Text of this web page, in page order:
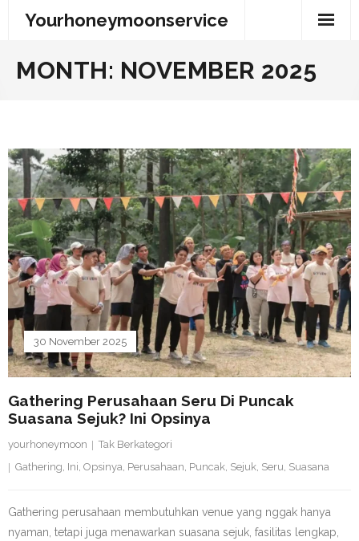
Yourhoneymoonservice
MONTH: NOVEMBER 2025
Gathering Perusahaan Seru Di Puncak
Suasana Sejuk? Ini Opsinya
30 November 2025
yourhoneymoon
Tak Berkategori
Gathering, Ini, Opsinya, Perusahaan, Puncak, Sejuk, Seru, Suasana
Gathering perusahaan membutuhkan venue yang nggak hanya
nyaman, tetapi juga menawarkan suasana sejuk, fasilitas lengkap,